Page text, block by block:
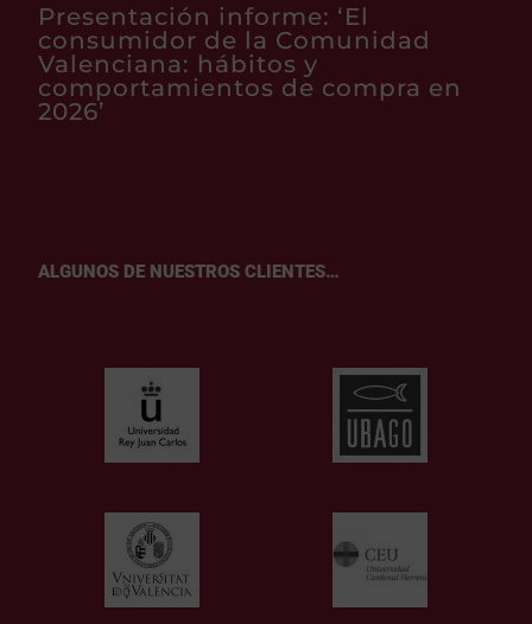
Presentación informe: ‘El
consumidor de la Comunidad
Valenciana: hábitos y
comportamientos de compra en
2026’
ALGUNOS DE NUESTROS CLIENTES…